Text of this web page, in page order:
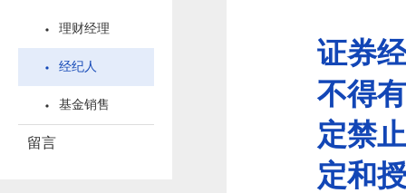
理财经理
经纪人
基金销售
留言
证券
不得
定禁
定和